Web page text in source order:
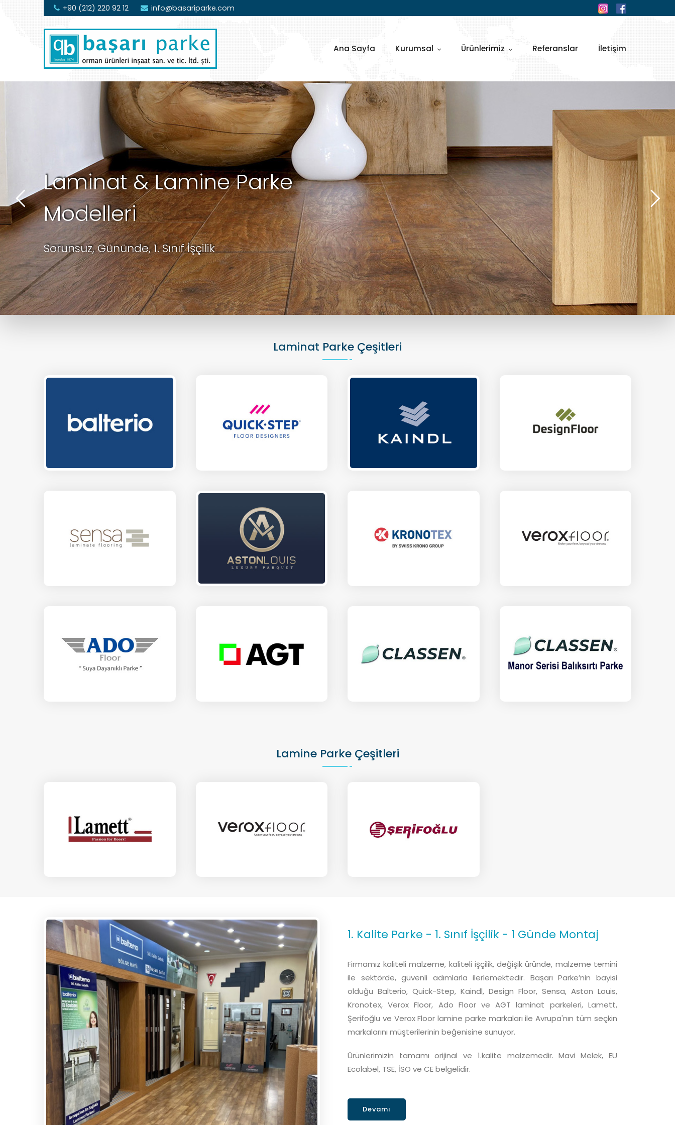
+90 (212) 220 92 12 info@basariparke.com
Ana Sayfa Kurumsal Ürünlerimiz Referanslar İletişim
Laminat & Lamine Parke
Modelleri
Sorunsuz, Gününde, 1. Sınıf İşçilik
Laminat Parke Çeşitleri
Lamine Parke Çeşitleri
1. Kalite Parke - 1. Sınıf İşçilik - 1 Günde Montaj
Firmamız kaliteli malzeme, kaliteli işçilik, değişik üründe, malzeme temini
ile sektörde, güvenli adımlarla ilerlemektedir. Başarı Parke’nin bayisi
olduğu Balterio, Quick-Step, Kaindl, Design Floor, Sensa, Aston Louis,
Kronotex, Verox Floor, Ado Floor ve AGT laminat parkeleri, Lamett,
Şerifoğlu ve Verox Floor lamine parke markaları ile Avrupa'nın tüm seçkin
markalarını müşterilerinin beğenisine sunuyor.
Ürünlerimizin tamamı orijinal ve 1.kalite malzemedir. Mavi Melek, EU
Ecolabel, TSE, İSO ve CE belgelidir.
Devamı